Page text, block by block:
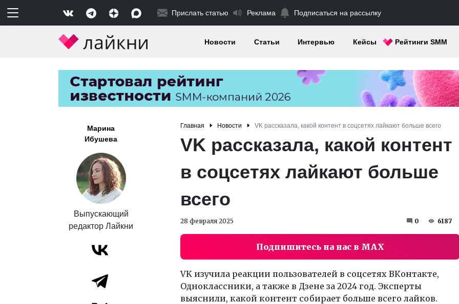
Прислать статью Реклама Подписаться на рассылку
Новости Статьи Интервью Кейсы Рейтинги SMM
Марина
Ибушева
Выпускающий
редактор Лайкни
Главная Новости VK рассказала, какой контент в соцсетях лайкают больше всего
VK рассказала, какой контент
в соцсетях лайкают больше
всего
28 февраля 2025 0 6187
Подпишитесь на нас в MAX
VK изучила реакции пользователей в соцсетях ВКонтакте,
Одноклассники, а также в Дзене за 2024 год. Эксперты
выяснили, какой контент собирает больше всего лайков.